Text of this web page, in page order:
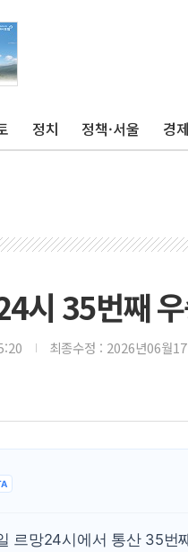
정치 정책·서울 경제
시 35번째
최종수정 : 2026년06월
르망24시에서 통산 35번